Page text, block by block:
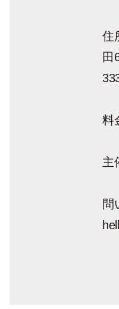
住
田
料
主
問